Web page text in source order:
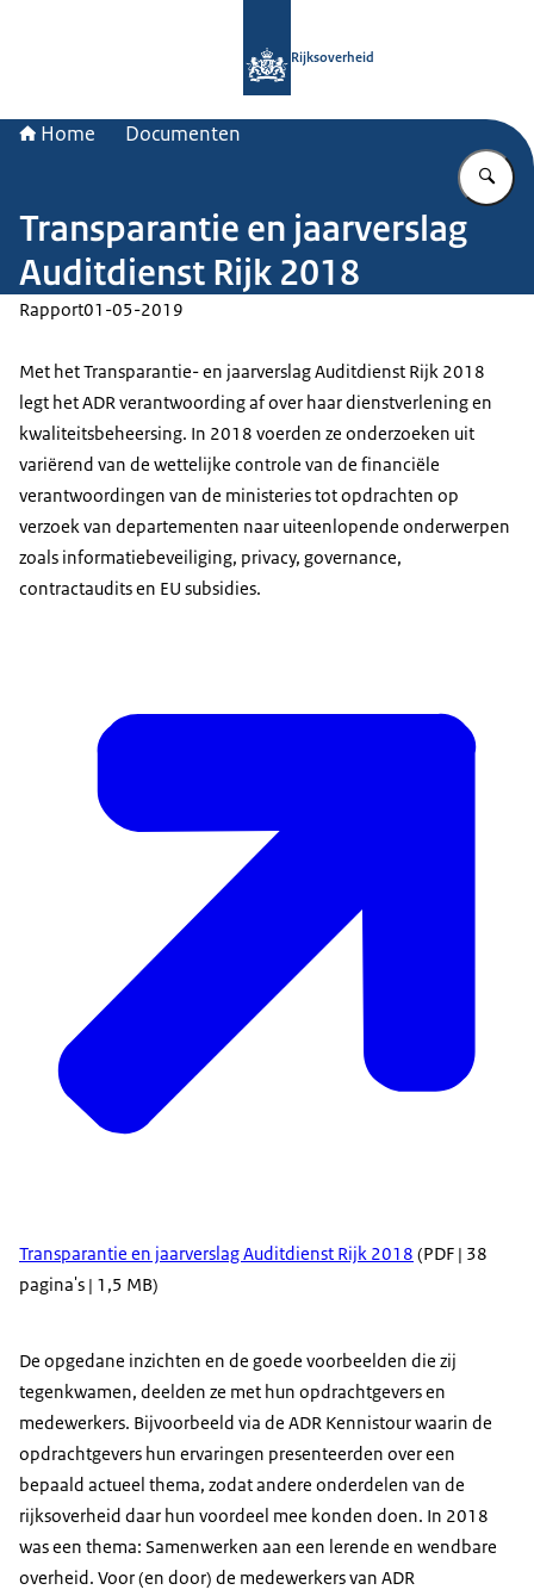
Rijksoverheid
Home Documenten
Transparantie en jaarverslag
Auditdienst Rijk 2018
Rapport01-05-2019
Met het Transparantie- en jaarverslag Auditdienst Rijk 2018
legt het ADR verantwoording af over haar dienstverlening en
kwaliteitsbeheersing. In 2018 voerden ze onderzoeken uit
variërend van de wettelijke controle van de financiële
verantwoordingen van de ministeries tot opdrachten op
verzoek van departementen naar uiteenlopende onderwerpen
zoals informatiebeveiliging, privacy, governance,
contractaudits en EU subsidies.
Transparantie en jaarverslag Auditdienst Rijk 2018 (PDF | 38
pagina's | 1,5 MB)
De opgedane inzichten en de goede voorbeelden die zij
tegenkwamen, deelden ze met hun opdrachtgevers en
medewerkers. Bijvoorbeeld via de ADR Kennistour waarin de
opdrachtgevers hun ervaringen presenteerden over een
bepaald actueel thema, zodat andere onderdelen van de
rijksoverheid daar hun voordeel mee konden doen. In 2018
was een thema: Samenwerken aan een lerende en wendbare
overheid. Voor (en door) de medewerkers van ADR